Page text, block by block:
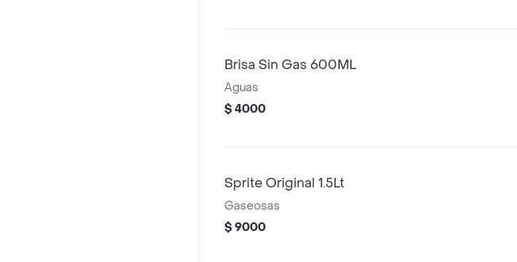
Brisa Sin Gas 600ML
Aguas
$ 4000
Sprite Original 1.5Lt
Gaseosas
$ 9000